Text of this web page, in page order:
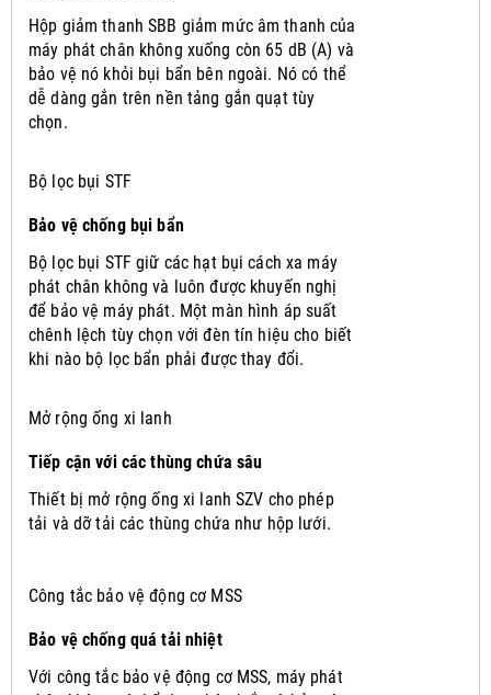
Hộp giảm thanh SBB giảm mức âm thanh của
máy phát chân không xuống còn 65 dB (A) và
bảo vệ nó khỏi bụi bẩn bên ngoài. Nó có thể
dễ dàng gắn trên nền tảng gắn quạt tùy
chọn.
Bộ lọc bụi STF
Bảo vệ chống bụi bẩn
Bộ lọc bụi STF giữ các hạt bụi cách xa máy
phát chân không và luôn được khuyến nghị
để bảo vệ máy phát. Một màn hình áp suất
chênh lệch tùy chọn với đèn tín hiệu cho biết
khi nào bộ lọc bẩn phải được thay đổi.
Mở rộng ống xi lanh
Tiếp cận với các thùng chứa sâu
Thiết bị mở rộng ống xi lanh SZV cho phép
tải và dỡ tải các thùng chứa như hộp lưới.
Công tắc bảo vệ động cơ MSS
Bảo vệ chống quá tải nhiệt
Với công tắc bảo vệ động cơ MSS, máy phát